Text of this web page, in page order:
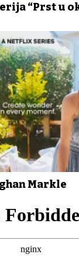
“Prst u
Markle